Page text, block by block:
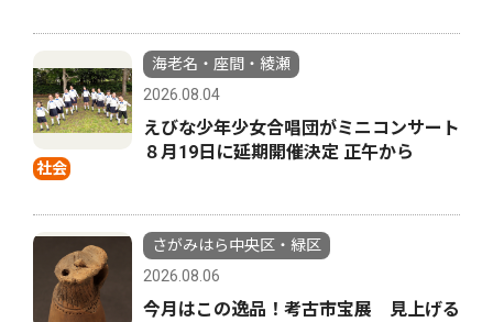
社会
海老名・座間・綾瀬
2026.08.04
えびな少年少女合唱団がミニコンサート
８月19日に延期開催決定 正午から
さがみはら中央区・緑区
2026.08.06
今月はこの逸品！考古市宝展 見上げる